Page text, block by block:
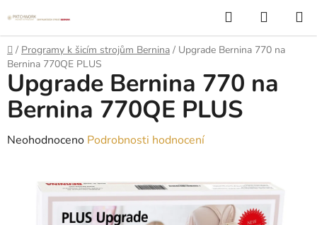
na
obsah
Hledat
KOŠÍK
Domů
/ Programy k šicím strojům Bernina / Upgrade Bernina 770 na
Bernina 770QE PLUS
Upgrade Bernina 770 na
Bernina 770QE PLUS
Průměrné
Neohodnoceno Podrobnosti hodnocení